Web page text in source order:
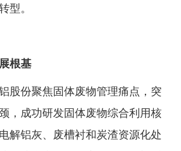
型。
根基
股份聚焦固体废物管理痛点，突
，成功研发固体废物综合利用核
解铝灰、废槽衬和炭渣资源化处